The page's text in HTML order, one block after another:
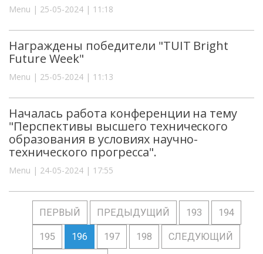
Menu | 25-05-2024 | 11:18
Награждены победители "TUIT Bright
Future Week"
Menu | 25-05-2024 | 11:13
Началась работа конференции на тему
"Перспективы высшего технического
образования в условиях научно-
технического прогресса".
Menu | 24-05-2024 | 17:55
ПЕРВЫЙ ПРЕДЫДУЩИЙ 193 194
195 196 197 198 СЛЕДУЮЩИЙ